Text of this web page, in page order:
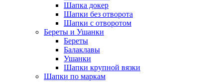
Шапка докер
Шапки без отворота
Шапки с отворотом
Береты и Ушанки
Береты
Балаклавы
Ушанки
Шапки крупной вязки
Шапки по маркам